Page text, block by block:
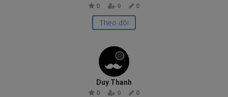
0 0 0
Theo dõi
Duy Thanh
0 0 0